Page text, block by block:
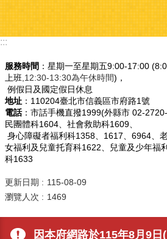
因本府網路於115年8月9
:::
服務時間 ：星期一至星期五9:00-17:00
上班 ,12:30-13:30為午休時間)，
例假日及國定假日休息
地址 ：110204臺北市信義區市府路1號
電話：市話手機直撥1999(外縣市 02-
民團體科1604、社會救助科1609、
身心障礙者福利科1358、1617、6964、
女福利及兒童托育科1622、兒童及少年福
科1633
更新日期
115-08-09
瀏覽人次
1469